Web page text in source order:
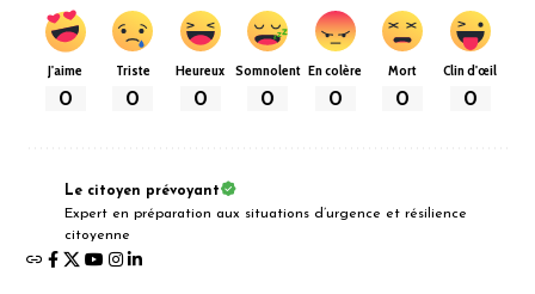
J'aime
0
Triste
0
Heureux
0
Somnolent
0
En colère
0
Mort
0
Clin d'œil
0
Le citoyen prévoyant
Expert en préparation aux situations d’urgence et résilience
citoyenne